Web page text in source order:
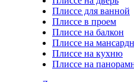
Плиссе для ванной
Плиссе в проем
Плиссе на балкон
Плиссе на
Плиссе на кухню
Плиссе на